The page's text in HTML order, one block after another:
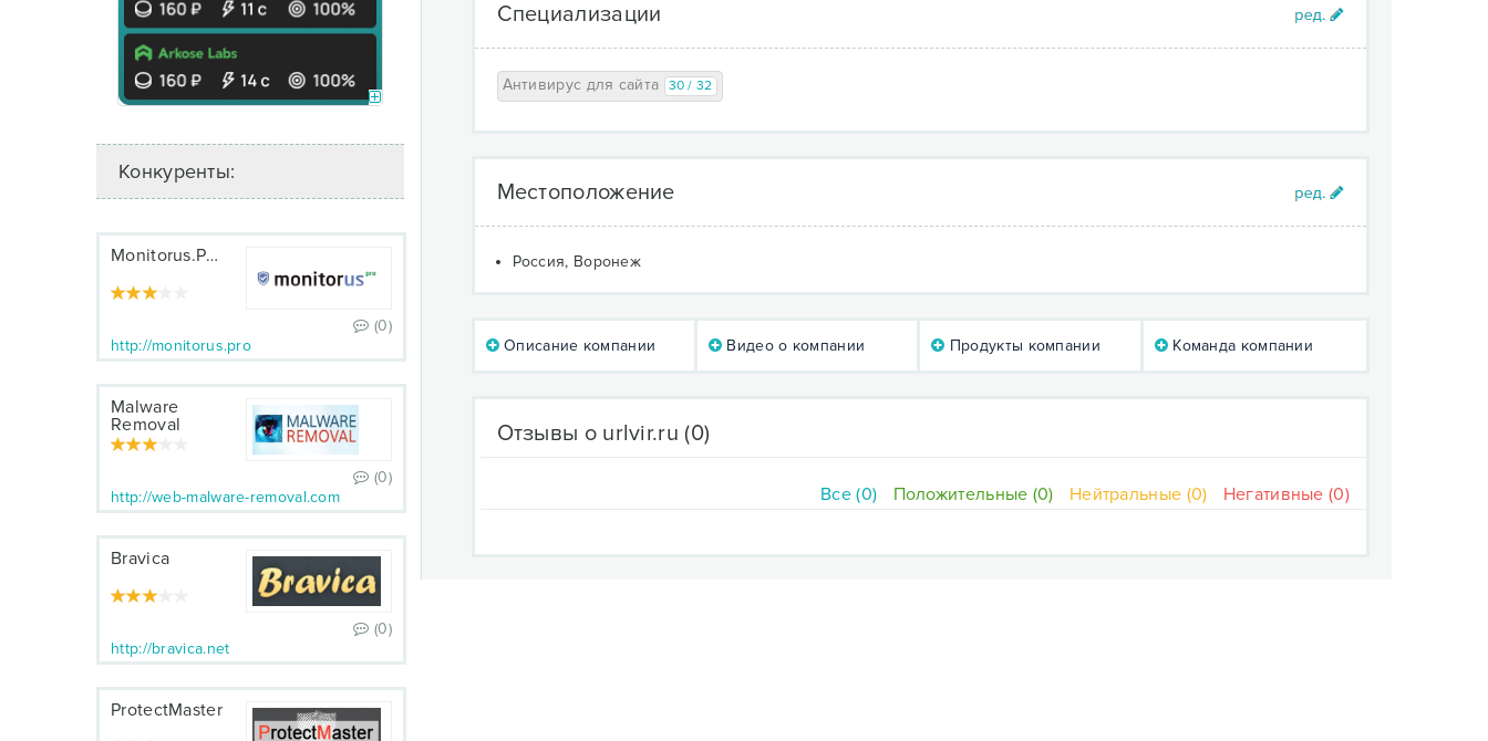
Конкуренты:
Monitorus.PRO
(0)
http://monitorus.pro
Malware
Removal
(0)
http://web-malware-removal.com
Bravica
(0)
http://bravica.net
ProtectMaster
Специализации
Антивирус для сайта 30 / 32
Местоположение
Россия, Воронеж
Описание компании Видео о компании Продукты компании Команда компании
Отзывы о urlvir.ru (0)
Все (0) Положительные (0) Нейтральные (0) Негативные (0)